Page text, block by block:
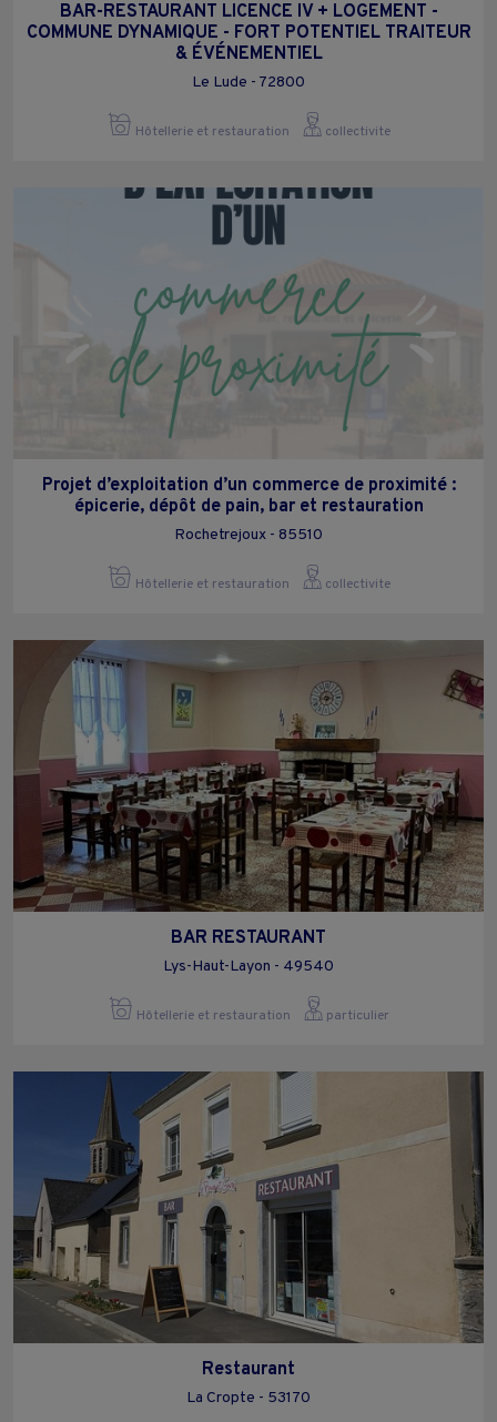
BAR-RESTAURANT LICENCE IV + LOGEMENT -
COMMUNE DYNAMIQUE - FORT POTENTIEL TRAITEUR
& ÉVÉNEMENTIEL
Le Lude - 72800
Hôtellerie et restauration collectivite
Projet d’exploitation d’un commerce de proximité :
épicerie, dépôt de pain, bar et restauration
Rochetrejoux - 85510
Hôtellerie et restauration collectivite
BAR RESTAURANT
Lys-Haut-Layon - 49540
Hôtellerie et restauration particulier
Restaurant
La Cropte - 53170